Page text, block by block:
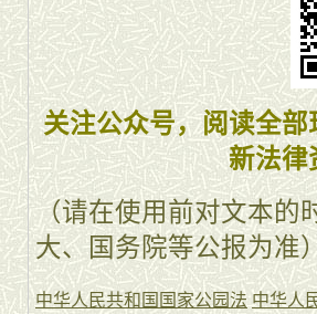
关注公众号，阅读全
新法律
（请在使用前对文本的
大、国务院等公报为准
中华人民共和国国家公园法 中华人